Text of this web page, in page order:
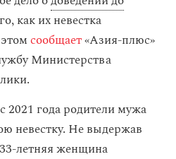
как их невестка
сообщает«Азия-плюс»
Министерства
2021 года родители мужа
невестку. Не выдержав
летняя женщина